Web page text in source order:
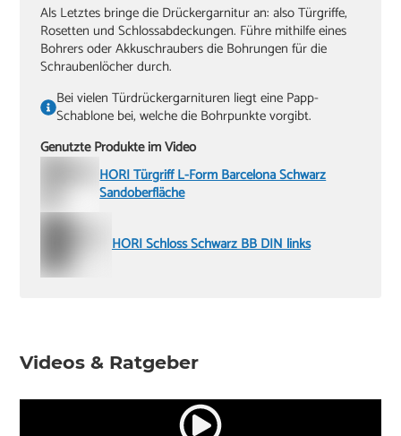
Als Letztes bringe die Drückergarnitur an: also Türgriffe,
Rosetten und Schlossabdeckungen. Führe mithilfe eines
Bohrers oder Akkuschraubers die Bohrungen für die
Schraubenlöcher durch.
Bei vielen Türdrückergarnituren liegt eine Papp-
Schablone bei, welche die Bohrpunkte vorgibt.
Genutzte Produkte im Video
HORI Türgriff L-Form Barcelona Schwarz
Sandoberfläche
HORI Schloss Schwarz BB DIN links
Videos & Ratgeber